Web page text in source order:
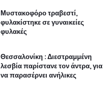
Μυστακοφόρο τραβεστί,
φυλακίστηκε σε γυναικείες
φυλακές
Θεσσαλονίκη : Διεστραμμένη
λεσβία παρίστανε τον άντρα, για
να παρασέρνει ανήλικες